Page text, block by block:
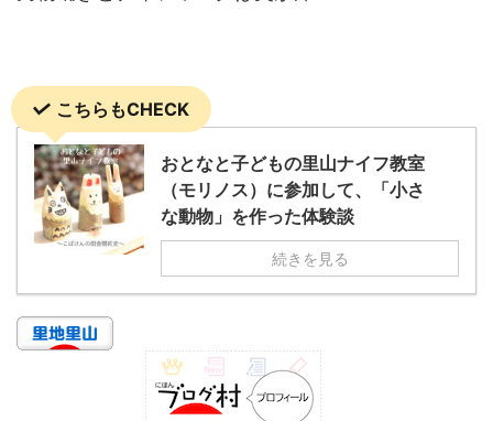
こちらもCHECK
おとなと子どもの里山ナイフ教室
（モリノス）に参加して、「小さ
な動物」を作った体験談
続きを見る